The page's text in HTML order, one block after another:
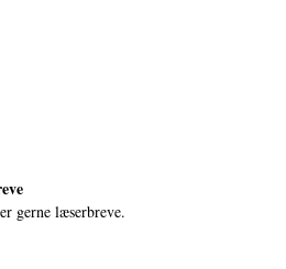
gerne læserbreve.